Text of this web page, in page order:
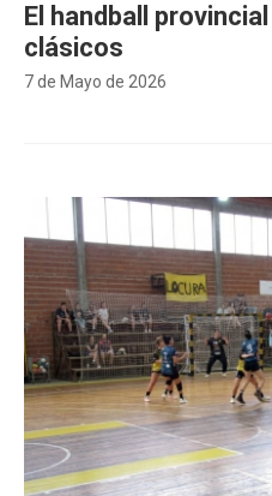
7 de Mayo de 2026
El handball
clásicos